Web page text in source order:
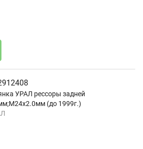
УРАЛ рессоры задней
(до 1999г.)